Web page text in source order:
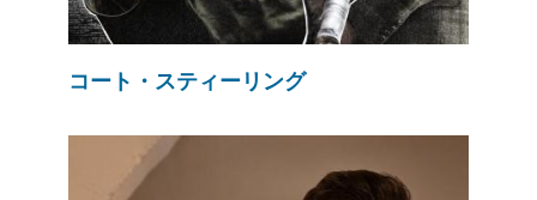
コート・スティーリング